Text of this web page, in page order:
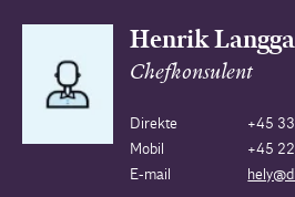
Henrik
Chefkonsulent
Direkte
+45
Mobil
+45
E-mail